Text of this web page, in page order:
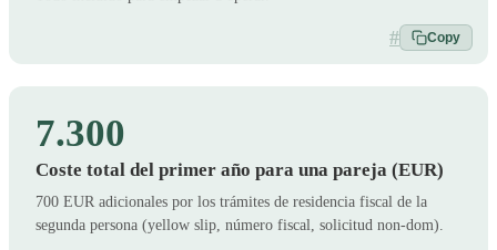
# Copy
7.300
Coste total del primer año para una pareja (EUR)
700 EUR adicionales por los trámites de residencia fiscal de la
segunda persona (yellow slip, número fiscal, solicitud non-dom).